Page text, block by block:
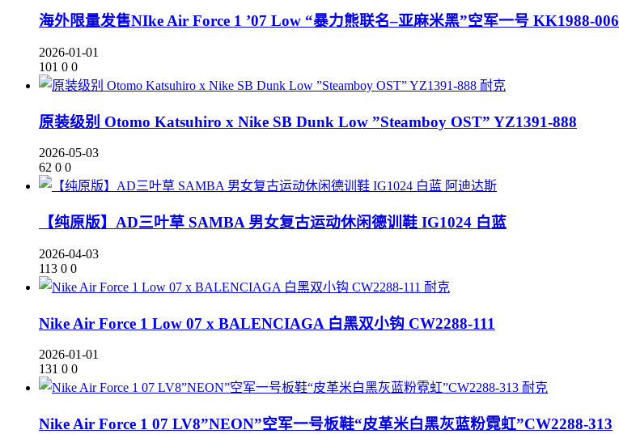
海外限量发售NIke Air Force 1 ’07 Low “暴力熊联名–亚麻米黑”空军一号 KK1988-006
2026-01-01
101 0 0
耐克
原装级别 Otomo Katsuhiro x Nike SB Dunk Low ”Steamboy OST” YZ1391-888
2026-05-03
62 0 0
阿迪达斯
【纯原版】AD三叶草 SAMBA 男女复古运动休闲德训鞋 IG1024 白蓝
2026-04-03
113 0 0
耐克
Nike Air Force 1 Low 07 x BALENCIAGA 白黑双小钩 CW2288-111
2026-01-01
131 0 0
耐克
Nike Air Force 1 07 LV8”NEON”空军一号板鞋“皮革米白黑灰蓝粉霓虹”CW2288-313